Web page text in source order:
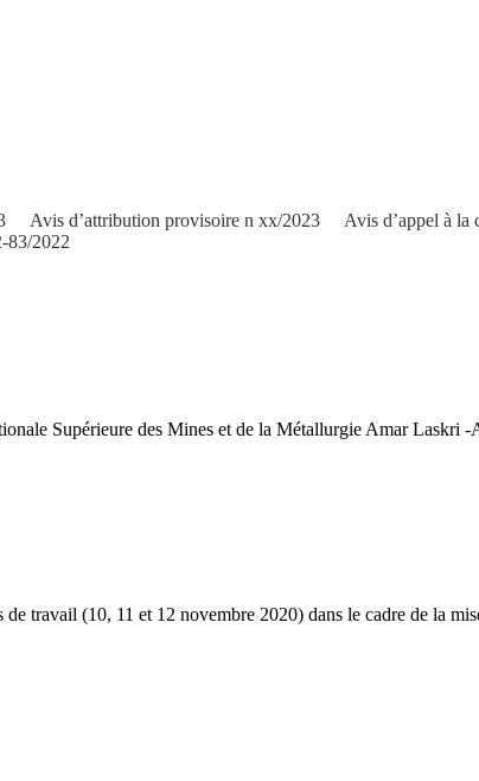
Avis d’attribution provisoire n xx/2023 Avis d’appel à la
83/2022
Supérieure des Mines et de la Métallurgie Amar
travail (10, 11 et 12 novembre 2020) dans le cadre de la